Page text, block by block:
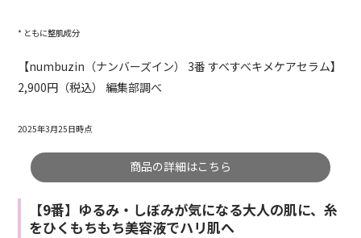
* ともに整肌成分
【numbuzin（ナンバーズイン） 3番 すべすべキメケアセラム】
2,900円（税込） 編集部調べ
2025年3月25日時点
商品の詳細はこちら
【9番】ゆるみ・しぼみが気になる大人の肌に、糸
をひくもちもち美容液でハリ肌へ